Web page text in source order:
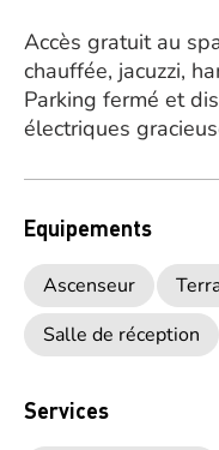
Accès gratuit au
chauffée, jacuzzi,
Parking fermé et
électriques
Equipements
Ascenseur
Salle de réception
Services